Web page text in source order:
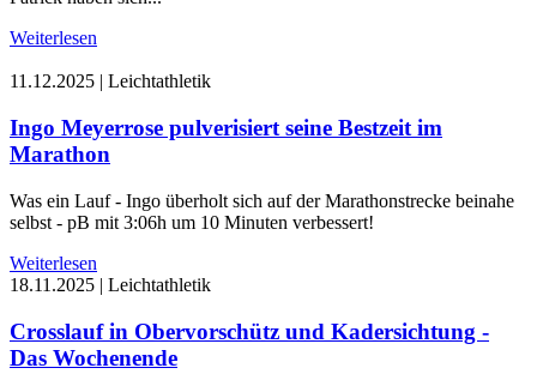
Weiterlesen
11.12.2025 | Leichtathletik
Ingo Meyerrose pulverisiert seine Bestzeit im
Marathon
Was ein Lauf - Ingo überholt sich auf der Marathonstrecke beinahe
selbst - pB mit 3:06h um 10 Minuten verbessert!
Weiterlesen
18.11.2025 | Leichtathletik
Crosslauf in Obervorschütz und Kadersichtung -
Das Wochenende